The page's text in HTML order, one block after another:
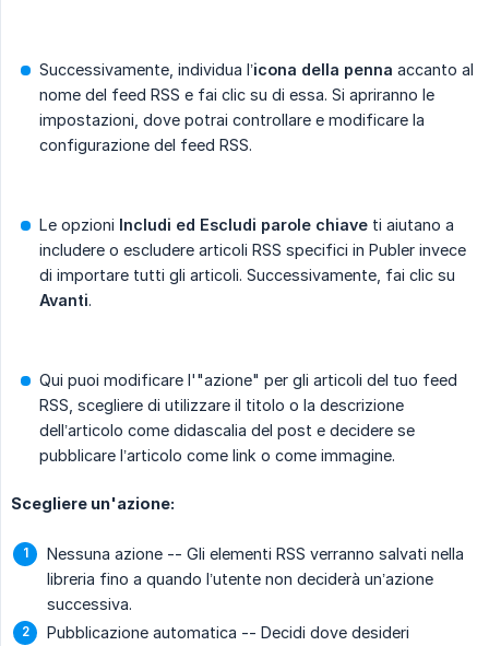
Successivamente, individua l’icona della penna accanto al
nome del feed RSS e fai clic su di essa. Si apriranno le
impostazioni, dove potrai controllare e modificare la
configurazione del feed RSS.
Le opzioni Includi ed Escludi parole chiave ti aiutano a
includere o escludere articoli RSS specifici in Publer invece
di importare tutti gli articoli. Successivamente, fai clic su
Avanti.
Qui puoi modificare l'"azione" per gli articoli del tuo feed
RSS, scegliere di utilizzare il titolo o la descrizione
dell’articolo come didascalia del post e decidere se
pubblicare l’articolo come link o come immagine.
Scegliere un'azione:
Nessuna azione -- Gli elementi RSS verranno salvati nella
libreria fino a quando l’utente non deciderà un’azione
successiva.
Pubblicazione automatica -- Decidi dove desideri